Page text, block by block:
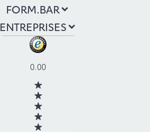
FORM.BAR
ENTREPRISES
0.00